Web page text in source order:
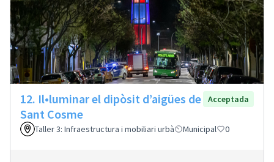
12. Il•luminar el dipòsit d’aigües de
Sant Cosme
Acceptada
Taller 3: Infraestructura i mobiliari urbà Municipal 0